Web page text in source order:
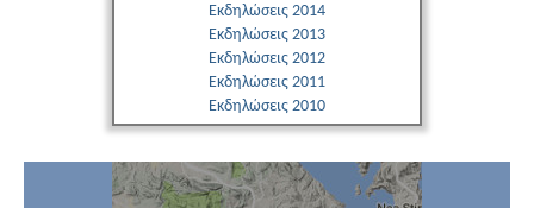
Εκδηλώσεις 2014
Εκδηλώσεις 2013
Εκδηλώσεις 2012
Εκδηλώσεις 2011
Εκδηλώσεις 2010